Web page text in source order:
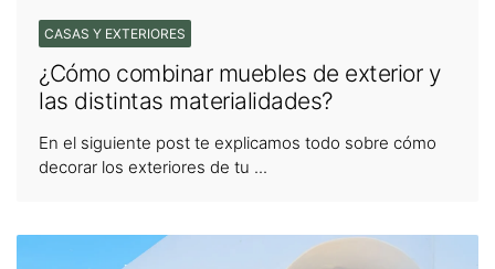
CASAS Y EXTERIORES
¿Cómo combinar muebles de exterior y
las distintas materialidades?
En el siguiente post te explicamos todo sobre cómo
decorar los exteriores de tu ...